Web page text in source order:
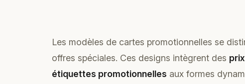
Les modèles de cartes promotionnelles se
offres spéciales. Ces designs intègrent des
étiquettes promotionnelles aux formes